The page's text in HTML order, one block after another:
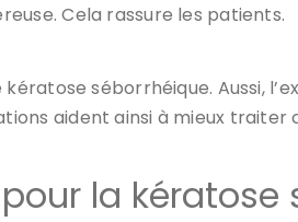
Cela rassure les patients.
séborrhéique. Aussi,
aident ainsi à mieux
la kératose